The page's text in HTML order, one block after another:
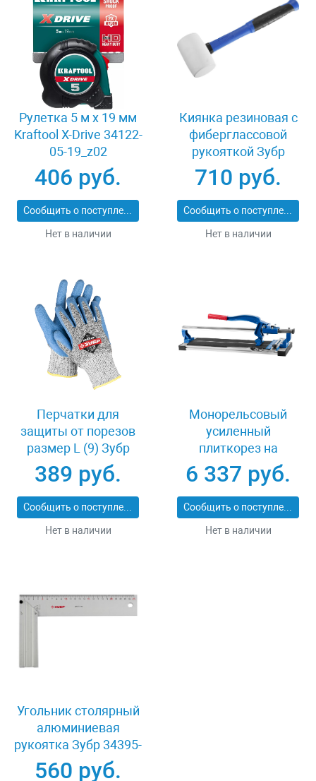
Рулетка 5 м x 19 мм
Kraftool X-Drive 34122-
05-19_z02
406 руб.
Сообщить о поступлении
Нет в наличии
Киянка резиновая с
фиберглассовой
рукояткой Зубр
ПРОФИ 20531-
450_z02
710 руб.
Сообщить о поступлении
Нет в наличии
Перчатки для
защиты от порезов
размер L (9) Зубр
11277-L
389 руб.
Сообщить о поступлении
Нет в наличии
Монорельсовый
усиленный
плиткорез на
подшипниках 500 мм
Зубр ПРОФИ 33193-
50_z01
6 337 руб.
Сообщить о поступлении
Нет в наличии
Угольник столярный
алюминиевая
рукоятка Зубр 34395-
30
560 руб.